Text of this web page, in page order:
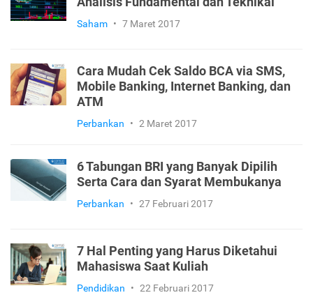
Saham • 7 Maret 2017
Cara Mudah Cek Saldo BCA via SMS,
Mobile Banking, Internet Banking, dan
ATM
Perbankan • 2 Maret 2017
6 Tabungan BRI yang Banyak Dipilih
Serta Cara dan Syarat Membukanya
Perbankan • 27 Februari 2017
7 Hal Penting yang Harus Diketahui
Mahasiswa Saat Kuliah
Pendidikan • 22 Februari 2017